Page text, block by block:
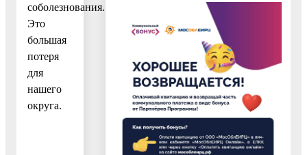
соболезнования.
Это
большая
потеря
для
нашего
округа.